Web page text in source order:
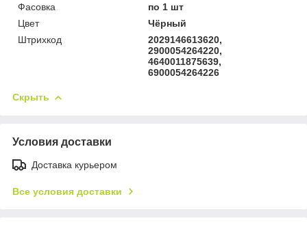
Фасовка
по 1 шт
Цвет
Чёрный
Штрихкод
2029146613620,
2900054264220,
4640011875639,
6900054264226
Скрыть
Условия доставки
Доставка курьером
Все условия доставки